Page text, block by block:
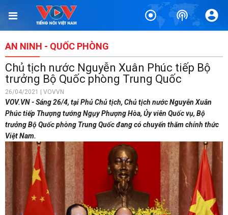
AN NINH - QUỐC PHÒNG
Chủ tịch nước Nguyễn Xuân Phúc tiếp Bộ
trưởng Bộ Quốc phòng Trung Quốc
26/04/2021 | VOVVN
VOV.VN - Sáng 26/4, tại Phủ Chủ tịch, Chủ tịch nước Nguyễn Xuân
Phúc tiếp Thượng tướng Ngụy Phượng Hòa, Ủy viên Quốc vụ, Bộ
trưởng Bộ Quốc phòng Trung Quốc đang có chuyến thăm chính thức
Việt Nam.